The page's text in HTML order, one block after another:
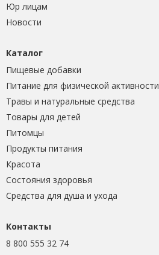
Юр лицам
Новости
Каталог
Пищевые добавки
Питание для физической активности
Травы и натуральные средства
Товары для детей
Питомцы
Продукты питания
Красота
Состояния здоровья
Средства для душа и ухода
Контакты
8 800 555 32 74